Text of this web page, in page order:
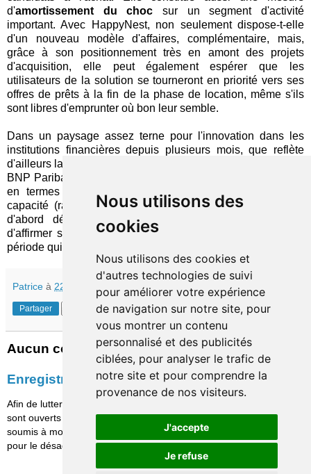
Nous utilisons des
cookies
Nous utilisons des cookies et
d'autres technologies de suivi
pour améliorer votre expérience
de navigation sur notre site, pour
vous montrer un contenu
personnalisé et des publicités
ciblées, pour analyser le trafic de
notre site et pour comprendre la
provenance de nos visiteurs.
J'accepte
Je refuse
d'amortissement du choc sur un segment d'activité
important. Avec HappyNest, non seulement dispose-t-elle
d'un nouveau modèle d'affaires, complémentaire, mais,
grâce à son positionnement très en amont des projets
d'acquisition, elle peut également espérer que les
utilisateurs de la solution se tourneront en priorité vers ses
offres de prêts à la fin de la phase de location, même s'ils
sont libres d'emprunter où bon leur semble.
Dans un paysage assez terne pour l'innovation dans les
institutions financières depuis plusieurs mois, que reflète
d'ailleurs largement le
BNP Paribas fait preuve de
en termes de créativité mais, à tout le moins, dans sa
capacité (rare) à adopter et adapter rapidement une idée
d'abord développée par des
d'affirmer sa présence aux côtés de ses clients dans une
période qui reste compliquée pour leur porte-monnaie.
Patrice à 22:00
Partager
Aucun commentaire:
Enregistrer un commentaire
Afin de lutter contre le spam, les commentaires ne
sont ouverts qu'aux personnes identifiées et sont
soumis à modération (je suis sincèrement désolé
pour le désagrément causé…)